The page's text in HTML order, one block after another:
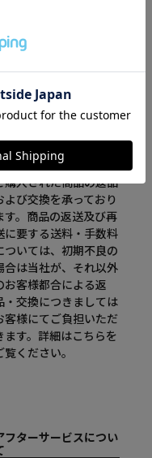
品・交換について
購入された商品の返品
よび交換を承っており
す。商品の返送及び再
に要する送料・手数料
ついては、初期不良の
合は当社が、それ以外
お客様都合による返
・交換につきましては
客様にてご負担いただ
ます。詳細はこちらを
覧ください。
フターサービスについ